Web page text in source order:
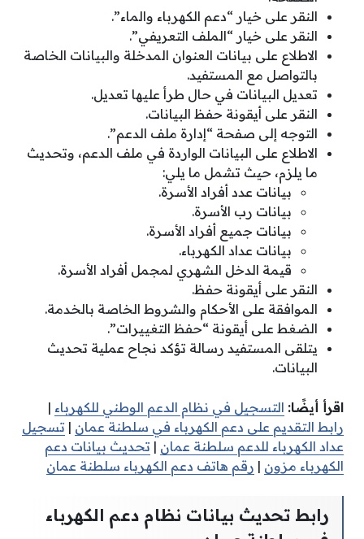
النقر على خيار “دعم الكهرباء والماء”.
النقر على خيار “الملف التعريفي”.
الاطلاع على بيانات العنوان المدخلة والبيانات الخاصة
بالتواصل مع المستفيد.
تعديل البيانات في حال طرأ عليها تعديل.
النقر على أيقونة حفظ البيانات.
التوجه إلى صفحة “إدارة ملف الدعم”.
الاطلاع على البيانات الواردة في ملف الدعم، وتحديث
ما يلزم، حيث تشمل ما يلي:
بيانات عدد أفراد الأسرة.
بيانات رب الأسرة.
بيانات جميع أفراد الأسرة.
بيانات عداد الكهرباء.
قيمة الدخل الشهري لمجمل أفراد الأسرة.
النقر على أيقونة حفظ.
الموافقة على الأحكام والشروط الخاصة بالخدمة.
الضغط على أيقونة “حفظ التغييرات”.
يتلقى المستفيد رسالة تؤكد نجاح عملية تحديث
البيانات.
اقرأ أيضًا: التسجيل في نظام الدعم الوطني للكهرباء |
رابط التقديم على دعم الكهرباء في سلطنة عمان | تسجيل
عداد الكهرباء للدعم سلطنة عمان | تحديث بيانات دعم
الكهرباء مزون | رقم هاتف دعم الكهرباء سلطنة عمان
رابط تحديث بيانات نظام دعم الكهرباء